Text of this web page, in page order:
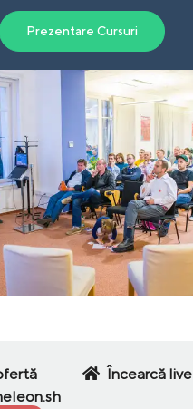
Prezentare Cursuri
Încearcă live